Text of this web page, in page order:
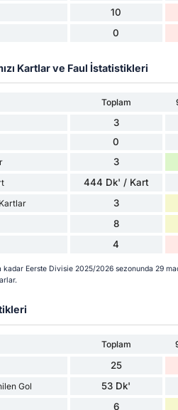
10
0
Kartlar ve Faul İstatistikleri
Toplam
3
0
3
444 Dk' / Kart
3
8
4
kadar Eerste Divisie 2025/2026 sezonunda 29
Toplam
25
Gol 53 Dk'
6